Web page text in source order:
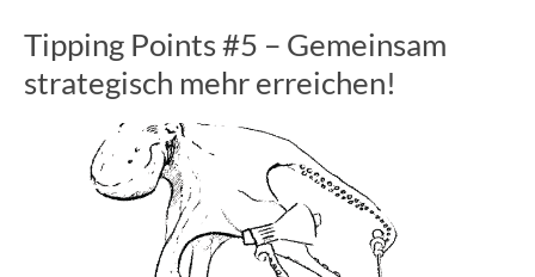
Tipping Points #5 – Gemeinsam
strategisch mehr erreichen!